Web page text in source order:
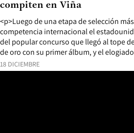
18 DICIEMBRE
<p>Luego de una etapa de selección
competencia internacional el
del popular concurso que llegó al tope
de oro con su primer álbum, y el
compiten en Viña